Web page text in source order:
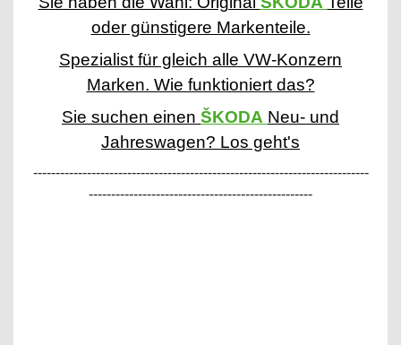
oder günstigere Markenteile.
Spezialist für gleich alle VW-Konzern
Marken. Wie funktioniert das?
Sie suchen einen ŠKODA Neu- und
Jahreswagen? Los geht's
---------------------------------------------------------------------------
--------------------------------------------------